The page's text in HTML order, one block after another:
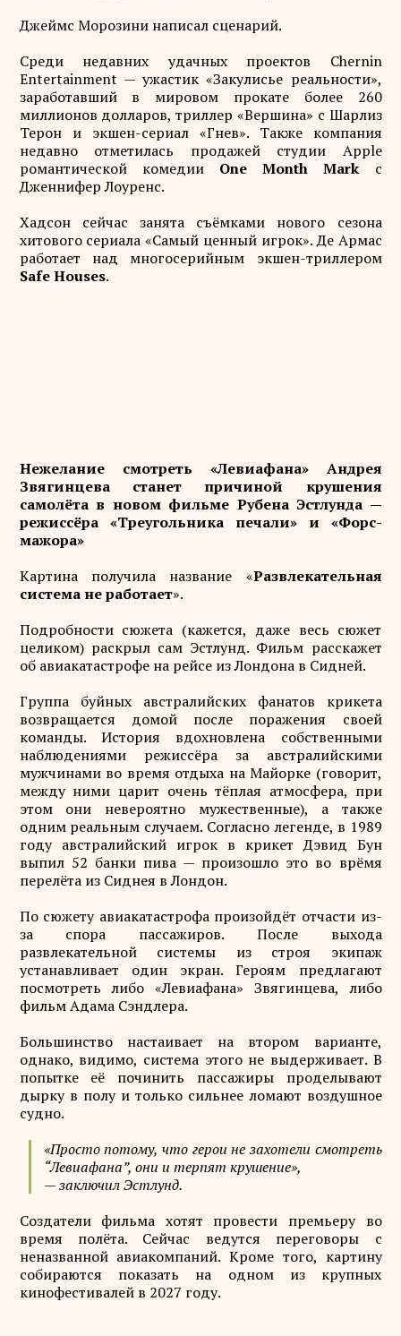
Джеймс Морозини написал сценарий.
Среди недавних удачных проектов Chernin
Entertainment — ужастик «Закулисье реальности»,
заработавший в мировом прокате более 260
миллионов долларов, триллер «Вершина» с Шарлиз
Терон и экшен-сериал «Гнев». Также компания
недавно отметилась продажей студии Apple
романтической комедии One Month Mark с
Дженнифер Лоуренс.
Хадсон сейчас занята съёмками нового сезона
хитового сериала «Самый ценный игрок». Де Армас
работает над многосерийным экшен-триллером
Safe Houses.
Нежелание смотреть «Левиафана» Андрея
Звягинцева станет причиной крушения
самолёта в новом фильме Рубена Эстлунда —
режиссёра «Треугольника печали» и «Форс-
мажора»
Картина получила название «Развлекательная
система не работает».
Подробности сюжета (кажется, даже весь сюжет
целиком) раскрыл сам Эстлунд. Фильм расскажет
об авиакатастрофе на рейсе из Лондона в Сидней.
Группа буйных австралийских фанатов крикета
возвращается домой после поражения своей
команды. История вдохновлена собственными
наблюдениями режиссёра за австралийскими
мужчинами во время отдыха на Майорке (говорит,
между ними царит очень тёплая атмосфера, при
этом они невероятно мужественные), а также
одним реальным случаем. Согласно легенде, в 1989
году австралийский игрок в крикет Дэвид Бун
выпил 52 банки пива — произошло это во врёмя
перелёта из Сиднея в Лондон.
По сюжету авиакатастрофа произойдёт отчасти из-
за спора пассажиров. После выхода
развлекательной системы из строя экипаж
устанавливает один экран. Героям предлагают
посмотреть либо «Левиафана» Звягинцева, либо
фильм Адама Сэндлера.
Большинство настаивает на втором варианте,
однако, видимо, система этого не выдерживает. В
попытке её починить пассажиры проделывают
дырку в полу и только сильнее ломают воздушное
судно.
«Просто потому, что герои не захотели смотреть
“Левиафана”, они и терпят крушение»,
— заключил Эстлунд.
Создатели фильма хотят провести премьеру во
время полёта. Сейчас ведутся переговоры с
неназванной авиакомпаний. Кроме того, картину
собираются показать на одном из крупных
кинофестивалей в 2027 году.